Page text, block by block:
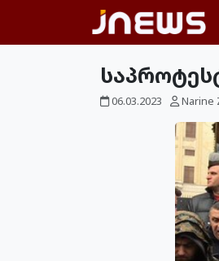
06.03.2023 Narine